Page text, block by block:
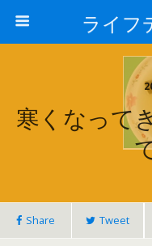
ライフ
寒くなって
Share Tweet